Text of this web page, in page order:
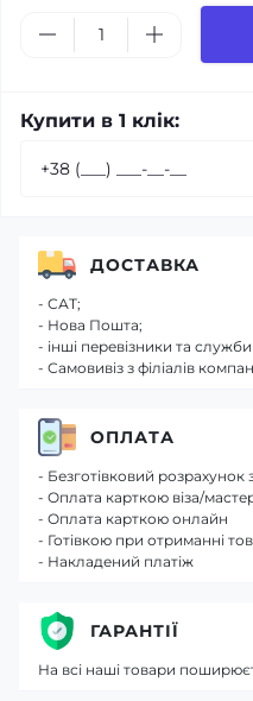
Купити в 1 клік:
ДОСТАВКА
- САТ;
- Нова Пошта;
- інші перевізники та
- Самовивіз з філіалів
ОПЛАТА
- Безготівковий
- Оплата карткою віза/
- Оплата карткою онлайн
- Готівкою при отриманні
- Накладений платіж
ГАРАНТІЇ
На всі наші товари